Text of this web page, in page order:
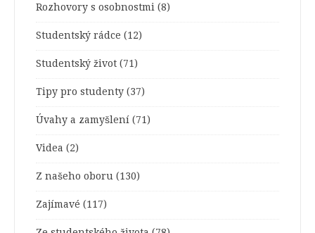
Rozhovory s osobnostmi (8)
Studentský rádce (12)
Studentský život (71)
Tipy pro studenty (37)
Úvahy a zamyšlení (71)
Videa (2)
Z našeho oboru (130)
Zajímavé (117)